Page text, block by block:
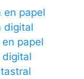
en papel
digital
papel